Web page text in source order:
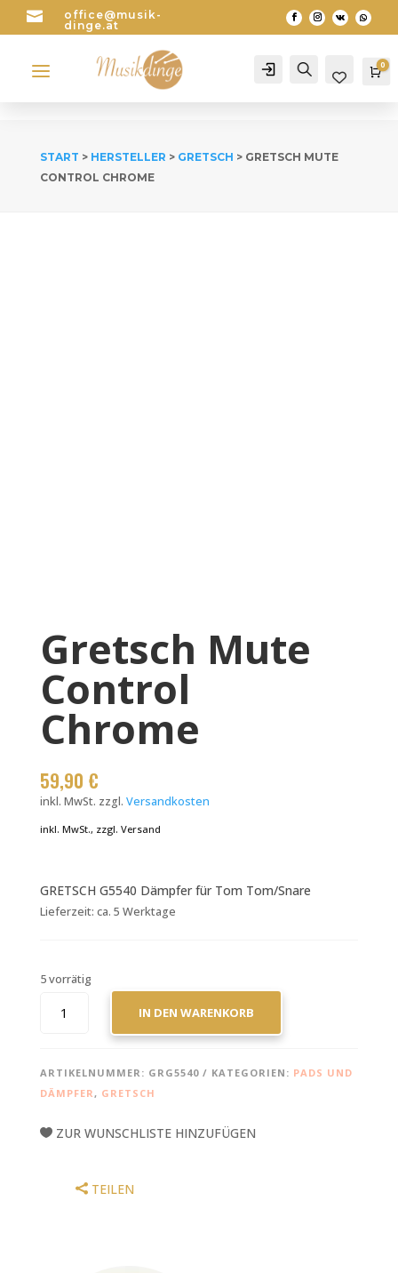

office@musik-
dinge.at
a Account Search 0
START > HERSTELLER > GRETSCH > GRETSCH MUTE
CONTROL CHROME
Gretsch Mute
Control
Chrome
59,90 €
inkl. MwSt. zzgl. Versandkosten
inkl. MwSt., zzgl. Versand
GRETSCH G5540 Dämpfer für Tom Tom/Snare
Lieferzeit: ca. 5 Werktage
5 vorrätig
MUTE
IN DEN WARENKORB
ARTIKELNUMMER: GRG5540 KATEGORIEN: PADS UND
DÄMPFER, GRETSCH
ZUR WUNSCHLISTE HINZUFÜGEN
TEILEN